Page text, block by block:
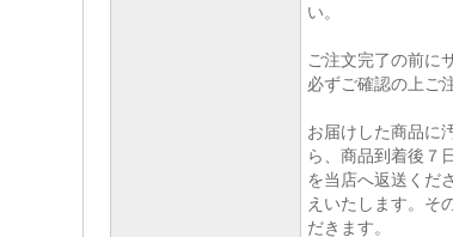
い。
ご注文完了の前に
必ずご確認の上ご
お届けした商品に
ら、商品到着後７
を当店へ返送くだ
えいたします。そ
だきます。